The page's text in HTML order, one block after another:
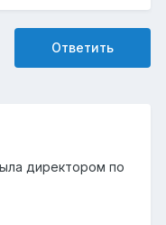
Ответить
директором по